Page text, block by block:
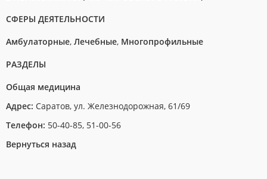
СФЕРЫ ДЕЯТЕЛЬНОСТИ
Амбулаторные, Лечебные, Многопрофильные
РАЗДЕЛЫ
Общая медицина
Адрес: Саратов, ул. Железнодорожная, 61/69
Телефон: 50-40-85, 51-00-56
Вернуться назад